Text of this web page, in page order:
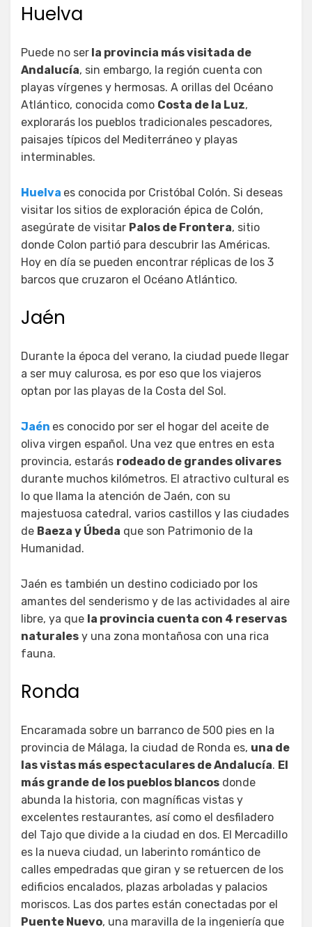
Huelva
Puede no ser la provincia más visitada de
Andalucía, sin embargo, la región cuenta con
playas vírgenes y hermosas. A orillas del Océano
Atlántico, conocida como Costa de la Luz,
explorarás los pueblos tradicionales pescadores,
paisajes típicos del Mediterráneo y playas
interminables.
Huelva es conocida por Cristóbal Colón. Si deseas
visitar los sitios de exploración épica de Colón,
asegúrate de visitar Palos de Frontera, sitio
donde Colon partió para descubrir las Américas.
Hoy en día se pueden encontrar réplicas de los 3
barcos que cruzaron el Océano Atlántico.
Jaén
Durante la época del verano, la ciudad puede llegar
a ser muy calurosa, es por eso que los viajeros
optan por las playas de la Costa del Sol.
Jaén es conocido por ser el hogar del aceite de
oliva virgen español. Una vez que entres en esta
provincia, estarás rodeado de grandes olivares
durante muchos kilómetros. El atractivo cultural es
lo que llama la atención de Jaén, con su
majestuosa catedral, varios castillos y las ciudades
de Baeza y Úbeda que son Patrimonio de la
Humanidad.
Jaén es también un destino codiciado por los
amantes del senderismo y de las actividades al aire
libre, ya que la provincia cuenta con 4 reservas
naturales y una zona montañosa con una rica
fauna.
Ronda
Encaramada sobre un barranco de 500 pies en la
provincia de Málaga, la ciudad de Ronda es, una de
las vistas más espectaculares de Andalucía. El
más grande de los pueblos blancos donde
abunda la historia, con magníficas vistas y
excelentes restaurantes, así como el desfiladero
del Tajo que divide a la ciudad en dos. El Mercadillo
es la nueva ciudad, un laberinto romántico de
calles empedradas que giran y se retuercen de los
edificios encalados, plazas arboladas y palacios
moriscos. Las dos partes están conectadas por el
Puente Nuevo, una maravilla de la ingeniería que